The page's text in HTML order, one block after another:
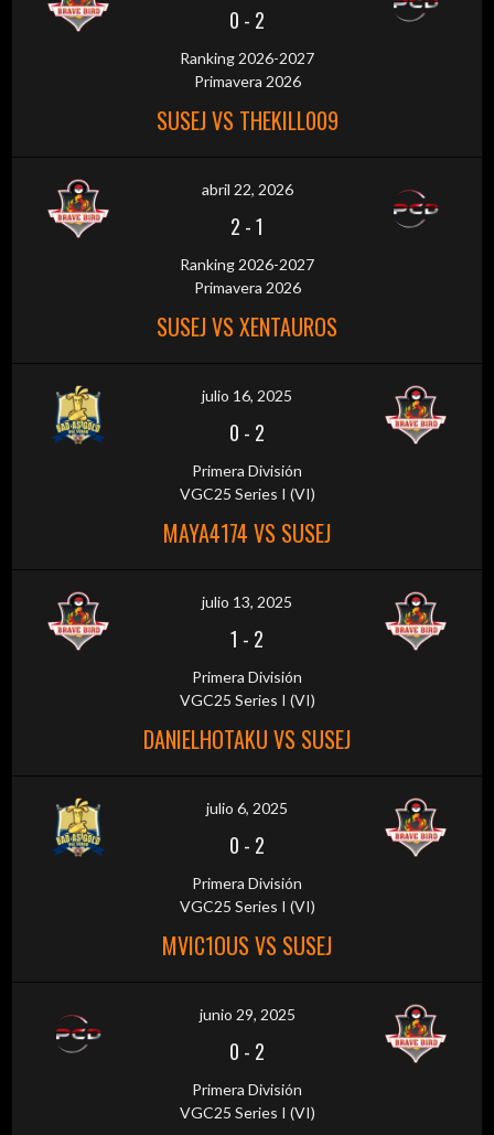
0 - 2
Ranking 2026-2027
Primavera 2026
SUSEJ VS THEKILL009
abril 22, 2026
2 -1
Ranking 2026-2027
Primavera 2026
SUSEJ VS XENTAUROS
julio 16, 2025
0 - 2
Primera División
VGC25 Series I (VI)
MAYA4174 VS SUSEJ
julio 13, 2025
1 - 2
Primera División
VGC25 Series I (VI)
DANIELHOTAKU VS SUSEJ
julio 6, 2025
0 - 2
Primera División
VGC25 Series I (VI)
MVIC1OUS VS SUSEJ
junio 29, 2025
0 - 2
Primera División
VGC25 Series I (VI)